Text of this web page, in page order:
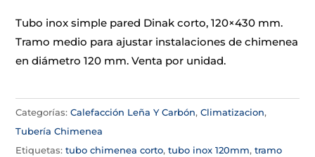
Tubo inox simple pared Dinak corto, 120×430 mm.
Tramo medio para ajustar instalaciones de chimenea
en diámetro 120 mm. Venta por unidad.
Categorías:Calefacción Leña Y Carbón,Climatizacion,
Tubería Chimenea
Etiquetas:tubo chimenea corto,tubo inox 120mm,tramo